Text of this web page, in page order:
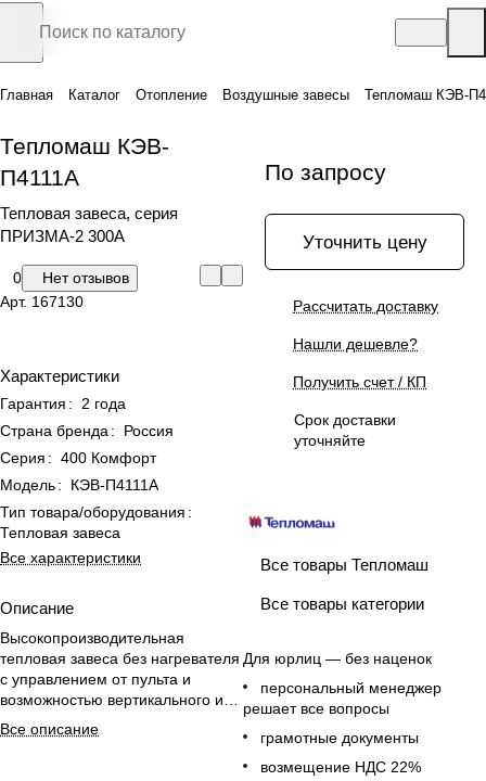
Главная Каталог Отопление Воздушные завесы Тепломаш КЭВ-
Тепломаш КЭВ-
П4111А
Тепловая завеса, серия
ПРИЗМА-2 300A
0
Нет отзывов
Арт. 167130
Характеристики
Гарантия :
2 года
Страна бренда :
Россия
Серия : 400 Комфорт
Модель:
КЭВ-П4111А
Тип товара/оборудования :
Тепловая завеса
Все характеристики
Описание
Высокопроизводительная
тепловая завеса без нагревателя
с управлением от пульта и
возможностью вертикального и
горизонтального монтажа.
Все описание
По запросу
Уточнить цену
Рассчитать доставку
Нашли дешевле?
Получить счет / КП
Срок доставки
уточняйте
Все товары Тепломаш
Все товары категории
Для юрлиц — без наценок
персональный менеджер
решает все вопросы
грамотные документы
возмещение НДС 22%